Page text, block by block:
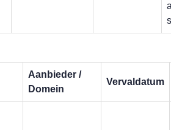
Aanbieder /
Domein
Vervaldatum